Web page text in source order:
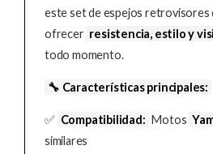
este set de espejos retrovisores
ofrecer resistencia, estilo y
todo momento.
🔧 Características principales:
✅ Compatibilidad: Motos
similares